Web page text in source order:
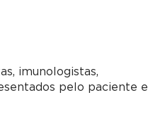
imunologistas,
pelo paciente e